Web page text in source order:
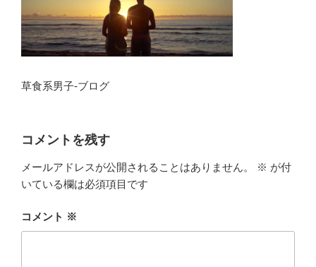
草食系男子-ブログ
コメントを残す
メールアドレスが公開されることはありません。 ※ が付
いている欄は必須項目です
コメント ※